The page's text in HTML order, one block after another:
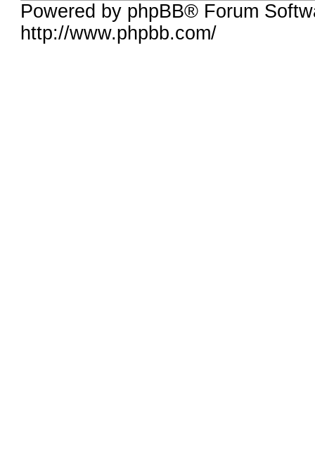
Powered by phpBB® Forum
http://www.phpbb.com/